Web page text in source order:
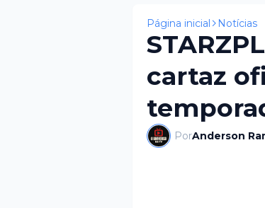
Página inicial Notícias
cartaz
PorAnderson